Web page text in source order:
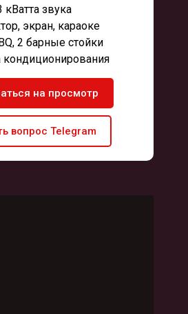
кВатта звука
экран, караоке
2 барные стойки
кондиционирования
на просмотр
вопрос Telegram